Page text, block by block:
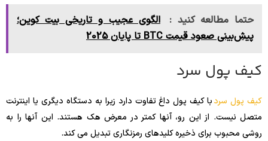
حتما مطالعه کنید :
الگوی عجیب و تاریخی بیت کوین؛
پیش‌بینی صعود قیمت BTC تا پایان 2025
کیف پول سرد
کیف پول سردبا کیف پول داغ تفاوت دارد زیرا به دستگاه دیگری یا اینترنت
متصل نیست. از این رو، آنها کمتر در معرض هک هستند. این آنها را به
روشی محبوب برای ذخیره کلیدهای رمزنگاری تبدیل می کند.